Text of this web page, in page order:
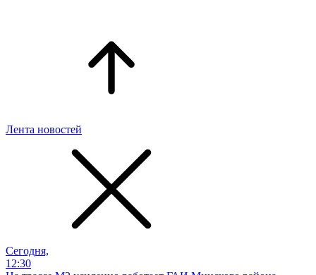
Лента новостей
Сегодня,
12:30